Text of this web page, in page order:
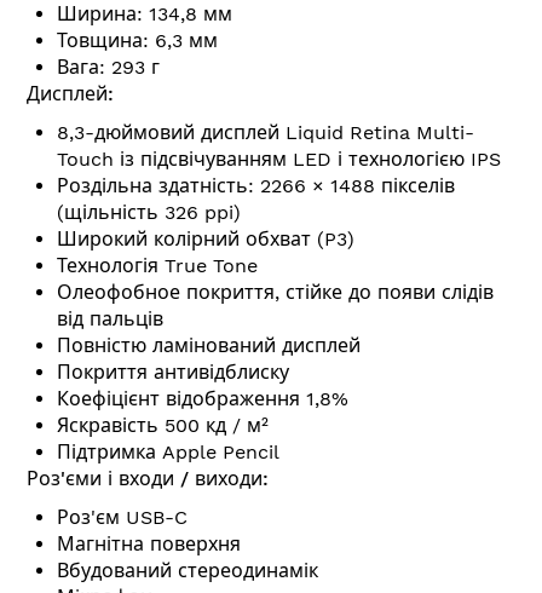
Ширина: 134,8 мм
Товщина: 6,3 мм
Вага: 293 г
Дисплей:
8,3-дюймовий дисплей Liquid Retina Multi-
Touch із підсвічуванням LED і технологією IPS
Роздільна здатність: 2266 × 1488 пікселів
(щільність 326 ppi)
Широкий колірний обхват (P3)
Технологія True Tone
Олеофобное покриття, стійке до появи слідів
від пальців
Повністю ламінований дисплей
Покриття антивідблиску
Коефіцієнт відображення 1,8%
Яскравість 500 кд / м²
Підтримка Apple Pencil
Роз'єми і входи / виходи:
Роз'єм USB-C
Магнітна поверхня
Вбудований стереодинамік